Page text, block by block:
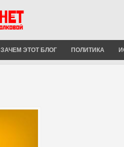
ЗАЧЕМ ЭТОТ БЛОГ ПОЛИТИКА